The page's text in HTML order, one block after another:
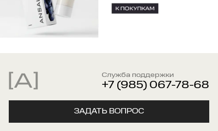
Служба поддержки
+7 (985) 067-78-68
ЗАДАТЬ ВОПРОС